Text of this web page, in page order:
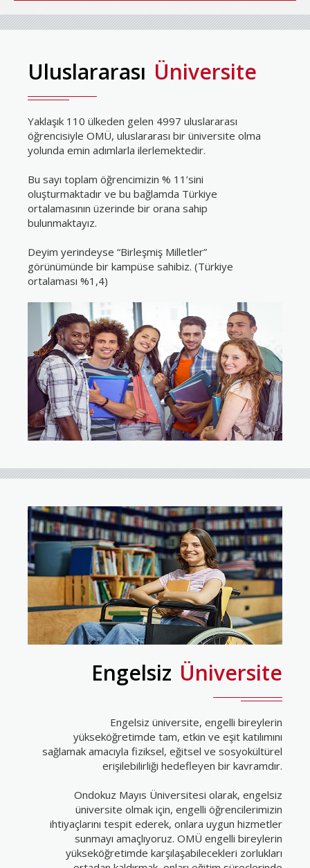
Uluslararası Üniversite
Yaklaşık 110 ülkeden gelen 4997 uluslararası
öğrencisiyle OMÜ, uluslararası bir üniversite olma
yolunda emin adımlarla ilerlemektedir.
Bu sayı toplam öğrencimizin % 11’sini
oluşturmaktadır ve bu bağlamda Türkiye
ortalamasının üzerinde bir orana sahip
bulunmaktayız.
Deyim yerindeyse “Birleşmiş Milletler”
görünümünde bir kampüse sahibiz. (Türkiye
ortalaması %1,4)
Engelsiz Üniversite
Engelsiz üniversite, engelli bireylerin
yükseköğretimde tam, etkin ve eşit katılımını
sağlamak amacıyla fiziksel, eğitsel ve sosyokültürel
erişilebilirliği hedefleyen bir kavramdır.
Ondokuz Mayıs Üniversitesi olarak, engelsiz
üniversite olmak için, engelli öğrencilerimizin
ihtiyaçlarını tespit ederek, onlara uygun hizmetler
sunmayı amaçlıyoruz. OMÜ engelli bireylerin
yükseköğretimde karşılaşabilecekleri zorlukları